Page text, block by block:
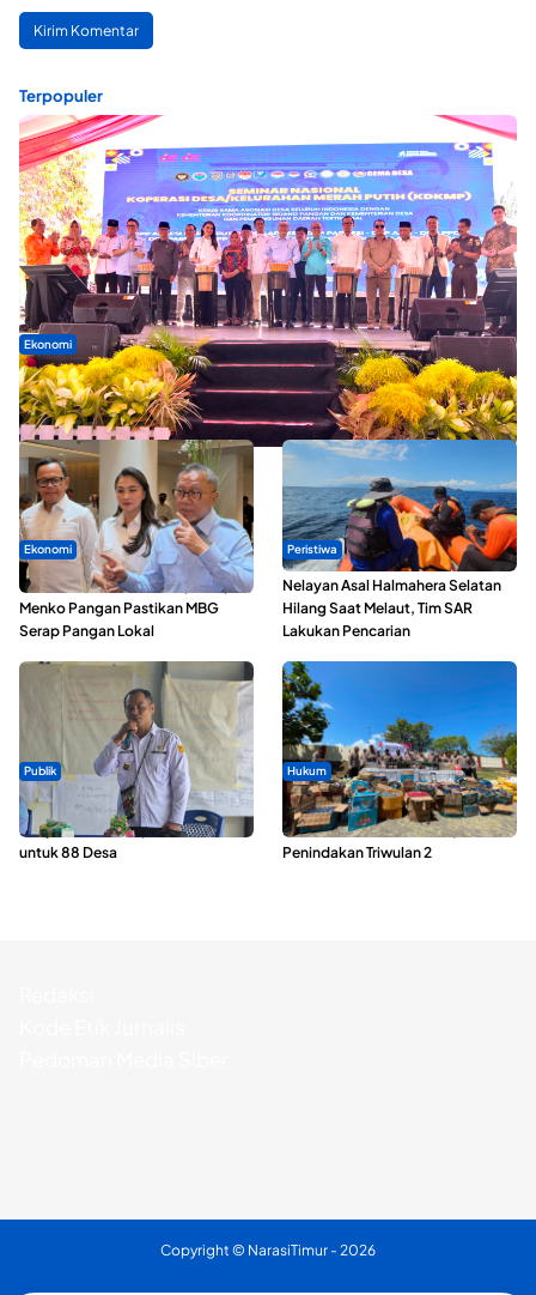
Terpopuler
Ekonomi
Seminar di Ternate, Mendes Perkuat Sinergi Percepatan
Kopdes Merah Putih
Ekonomi
SPPG di Maluku Utara Dipercepat,
Menko Pangan Pastikan MBG
Serap Pangan Lokal
Peristiwa
Nelayan Asal Halmahera Selatan
Hilang Saat Melaut, Tim SAR
Lakukan Pencarian
Publik
ABDESI Morotai Apresiasi
Penyaluran ADD Rp3,13 Miliar
untuk 88 Desa
Hukum
Polda Maluku Utara Musnahkan
Ribuan Liter Miras Hasil Operasi
Penindakan Triwulan 2
Copyright © NarasiTimur - 2026